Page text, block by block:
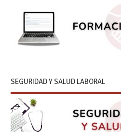
SEGURIDAD Y SALUD LABORAL